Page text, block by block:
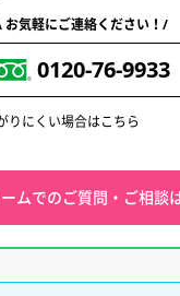
お気軽にご連絡ください！/
0120-76-9933
りにくい場合はこちら
ムでのご質問・ご相談